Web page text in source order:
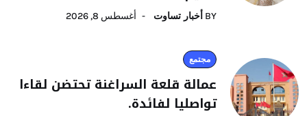
BY أخبار تساوت أغسطس 8, 2026
مجتمع
عمالة قلعة السراغنة تحتضن لقاءا
تواصليا لفائدة.